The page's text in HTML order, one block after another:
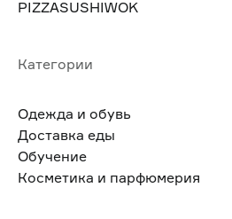
PIZZASUSHIWOK
Категории
Одежда и обувь
Доставка еды
Обучение
Косметика и парфюмерия